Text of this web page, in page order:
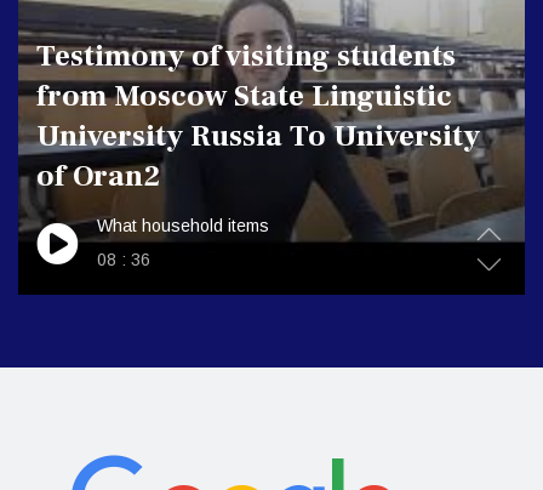
Presentation Of University of
Oran 2 Mohamed Ben Ahmed
,Oran Algeria
What mixed equal parts
01 : 36